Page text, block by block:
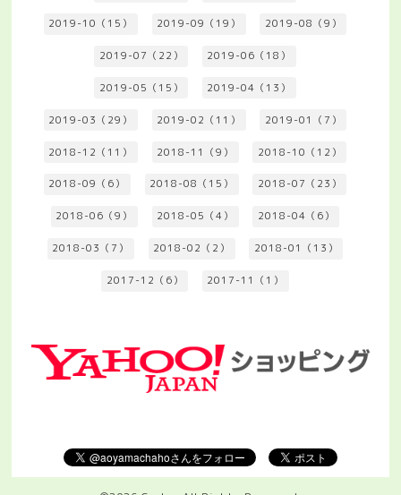
2019-10（15） 2019-09（19） 2019-08（9）
2019-07（22） 2019-06（18）
2019-05（15） 2019-04（13）
2019-03（29） 2019-02（11） 2019-01（7）
2018-12（11） 2018-11（9） 2018-10（12）
2018-09（6） 2018-08（15） 2018-07（23）
2018-06（9） 2018-05（4） 2018-04（6）
2018-03（7） 2018-02（2） 2018-01（13）
2017-12（6） 2017-11（1）